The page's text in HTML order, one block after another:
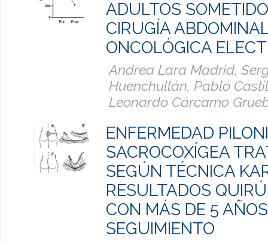
ADULTOS
CIRUGÍA
ONCOLÓGICA
Andrea Lara Madrid,
Huenchullán, Pablo
Leonardo Cárcamo
ENFERMEDAD
SACROCOXÍGEA
SEGÚN TÉCNICA
RESULTADOS
CON MÁS DE 5
SEGUIMIENTO